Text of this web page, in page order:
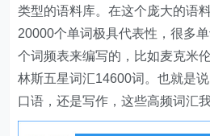
类型的语料库。在这个庞大的语
20000个单词极具代表性，很多
个词频表来编写的，比如麦克米
林斯五星词汇14600词。也就是
口语，还是写作，这些高频词汇